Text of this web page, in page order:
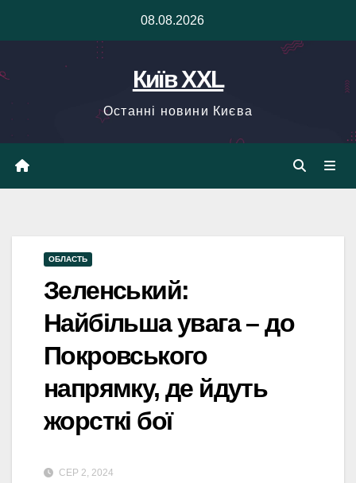
08.08.2026
Київ XXL
Останні новини Києва
ОБЛАСТЬ
Зеленський:
Найбільша увага – до
Покровського
напрямку, де йдуть
жорсткі бої
СЕР 2, 2024